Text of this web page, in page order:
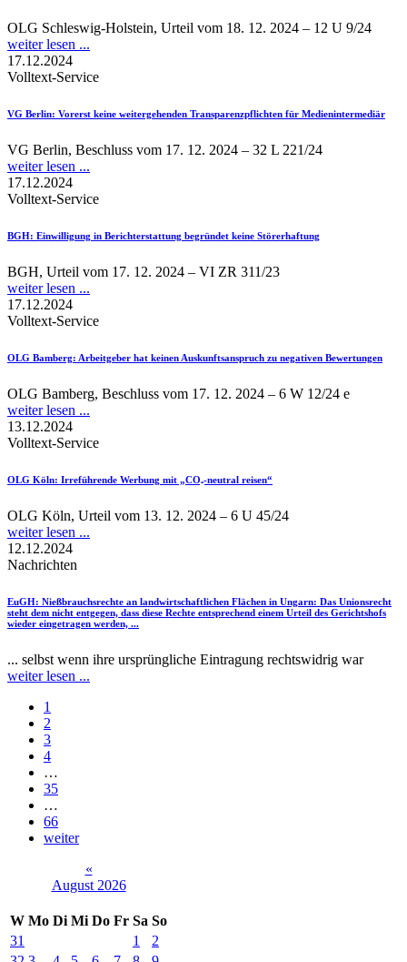
OLG Schleswig-Holstein, Urteil vom 18. 12. 2024 – 12 U 9/24
weiter lesen ...
17.12.2024
Volltext-Service
VG Berlin: Vorerst keine weitergehenden Transparenzpflichten für Medienintermediär
VG Berlin, Beschluss vom 17. 12. 2024 – 32 L 221/24
weiter lesen ...
17.12.2024
Volltext-Service
BGH: Einwilligung in Berichterstattung begründet keine Störerhaftung
BGH, Urteil vom 17. 12. 2024 – VI ZR 311/23
weiter lesen ...
17.12.2024
Volltext-Service
OLG Bamberg: Arbeitgeber hat keinen Auskunftsanspruch zu negativen Bewertungen
OLG Bamberg, Beschluss vom 17. 12. 2024 – 6 W 12/24 e
weiter lesen ...
13.12.2024
Volltext-Service
OLG Köln: Irreführende Werbung mit „CO₂-neutral reisen“
OLG Köln, Urteil vom 13. 12. 2024 – 6 U 45/24
weiter lesen ...
12.12.2024
Nachrichten
EuGH: Nießbrauchsrechte an landwirtschaftlichen Flächen in Ungarn: Das Unionsrecht
steht dem nicht entgegen, dass diese Rechte entsprechend einem Urteil des Gerichtshofs
wieder eingetragen werden, ...
... selbst wenn ihre ursprüngliche Eintragung rechtswidrig war
weiter lesen ...
1
2
3
4
…
35
…
66
weiter
«
August 2026
W Mo Di Mi Do Fr Sa So
31
1
2